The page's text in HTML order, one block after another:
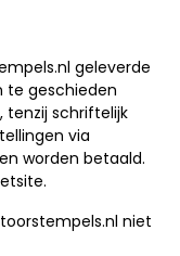
geleverde
te geschieden
tenzij schriftelijk
via
worden betaald.
niet